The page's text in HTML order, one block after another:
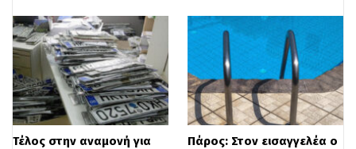
την εκτός σχεδίου δόμηση.
Πρακτικά,διατηρεί ανέπαφα τα όρια σε
περισσότερους από 9 στους 10
οικισμούς με πληθυσμό κάτω των 2.000
κατοίκων, προστατεύοντας τα σπίτια και
Τέλος στην αναμονή για
Πάρος: Στον εισαγγελέα ο